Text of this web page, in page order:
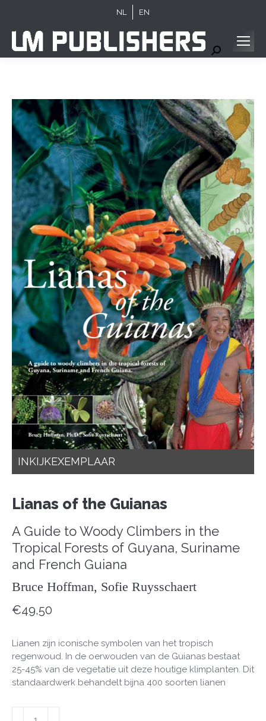
NL EN
Search:
INKIJKEXEMPLAAR
Lianas of the Guianas
A Guide to Woody Climbers in the
Tropical Forests of Guyana, Suriname
and French Guiana
Bruce Hoffman, Sofie Ruysschaert
€49,50
Lianen zijn iconische symbolen van het tropisch
regenwoud. In de oerwouden van de Guianas bestaat
25-45% van de vegetatie uit deze houtige klimplanten. Dit
standaardwerk behandelt bijna 400 soorten lianen